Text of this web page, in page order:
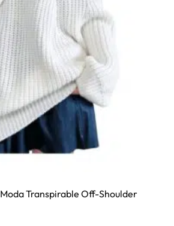
Transpirable Off-Shoulder